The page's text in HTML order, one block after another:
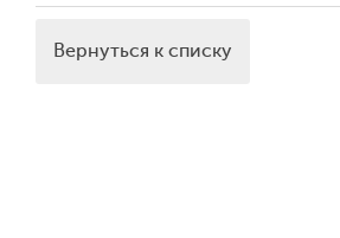
Вернуться к списку